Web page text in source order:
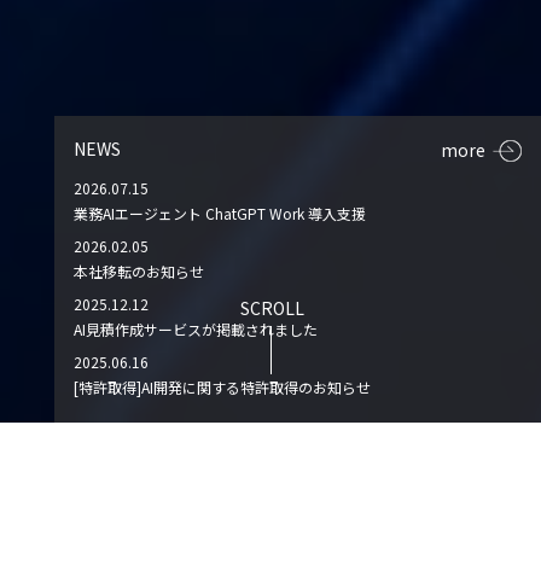
NEWS more
2026.07.15
業務AIエージェント ChatGPT Work 導入支援
2026.02.05
本社移転のお知らせ
2025.12.12
AI見積作成サービスが掲載されました
2025.06.16
[特許取得]AI開発に関する特許取得のお知らせ
SCROLL